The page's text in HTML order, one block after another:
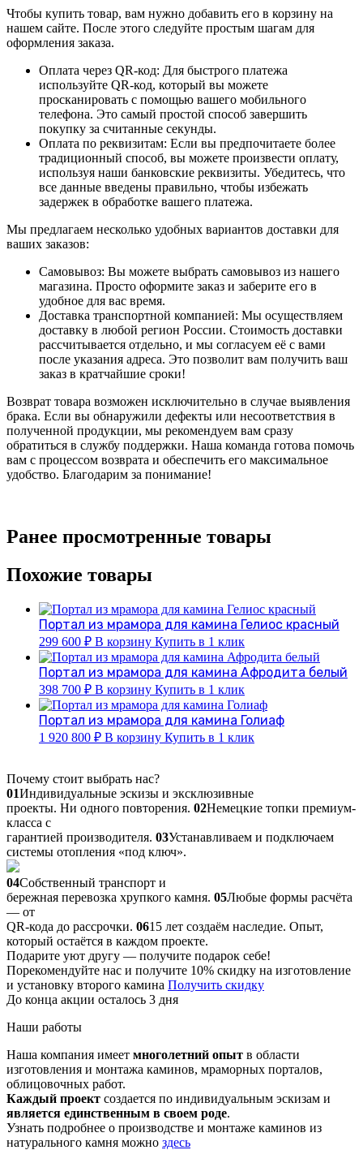
Чтобы купить товар, вам нужно добавить его в корзину на
нашем сайте. После этого следуйте простым шагам для
оформления заказа.
Оплата через QR-код: Для быстрого платежа
используйте QR-код, который вы можете
просканировать с помощью вашего мобильного
телефона. Это самый простой способ завершить
покупку за считанные секунды.
Оплата по реквизитам: Если вы предпочитаете более
традиционный способ, вы можете произвести оплату,
используя наши банковские реквизиты. Убедитесь, что
все данные введены правильно, чтобы избежать
задержек в обработке вашего платежа.
Мы предлагаем несколько удобных вариантов доставки для
ваших заказов:
Самовывоз: Вы можете выбрать самовывоз из нашего
магазина. Просто оформите заказ и заберите его в
удобное для вас время.
Доставка транспортной компанией: Мы осуществляем
доставку в любой регион России. Стоимость доставки
рассчитывается отдельно, и мы согласуем её с вами
после указания адреса. Это позволит вам получить ваш
заказ в кратчайшие сроки!
Возврат товара возможен исключительно в случае выявления
брака. Если вы обнаружили дефекты или несоответствия в
полученной продукции, мы рекомендуем вам сразу
обратиться в службу поддержки. Наша команда готова помочь
вам с процессом возврата и обеспечить его максимальное
удобство. Благодарим за понимание!
Ранее просмотренные товары
Похожие товары
Портал из мрамора для камина Гелиос красный
299 600 ₽ В корзину Купить в 1 клик
Портал из мрамора для камина Афродита белый
398 700 ₽ В корзину Купить в 1 клик
Портал из мрамора для камина Голиаф
1 920 800 ₽ В корзину Купить в 1 клик
Почему стоит выбрать нас?
01Индивидуальные эскизы и эксклюзивные
проекты. Ни одного повторения. 02Немецкие топки премиум-
класса с
гарантией производителя. 03Устанавливаем и подключаем
системы отопления «под ключ».
04Собственный транспорт и
бережная перевозка хрупкого камня. 05Любые формы расчёта
— от
QR-кода до рассрочки. 0615 лет создаём наследие. Опыт,
который остаётся в каждом проекте.
Подарите уют другу — получите подарок себе!
Порекомендуйте нас и получите 10% скидку на изготовление
и установку второго камина Получить скидку
До конца акции осталось 3 дня
Наши работы
Наша компания имеет многолетний опыт в области
изготовления и монтажа каминов, мраморных порталов,
облицовочных работ.
Каждый проект создается по индивидуальным эскизам и
является единственным в своем роде.
Узнать подробнее о производстве и монтаже каминов из
натурального камня можно здесь